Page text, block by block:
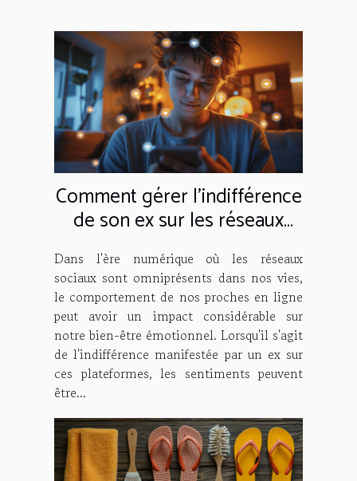
Comment gérer l'indifférence
de son ex sur les réseaux
sociaux
Dans l'ère numérique où les réseaux
sociaux sont omniprésents dans nos vies,
le comportement de nos proches en ligne
peut avoir un impact considérable sur
notre bien-être émotionnel. Lorsqu'il s'agit
de l'indifférence manifestée par un ex sur
ces plateformes, les sentiments peuvent
être...